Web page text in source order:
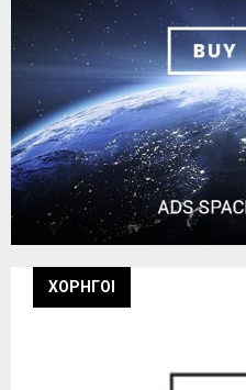
ΧΟΡΗΓΟΙ